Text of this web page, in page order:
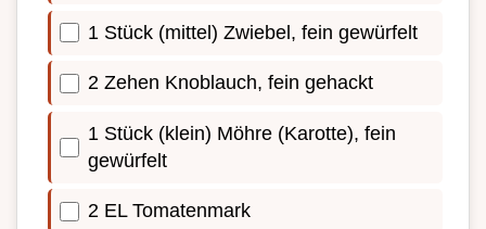
1 Stück (mittel) Zwiebel, fein gewürfelt
2 Zehen Knoblauch, fein gehackt
1 Stück (klein) Möhre (Karotte), fein
gewürfelt
2 EL Tomatenmark